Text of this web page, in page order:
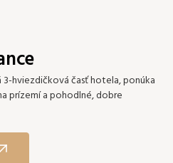
3-hviezdičková časť hotela, ponúka
prízemí a pohodlné, dobre